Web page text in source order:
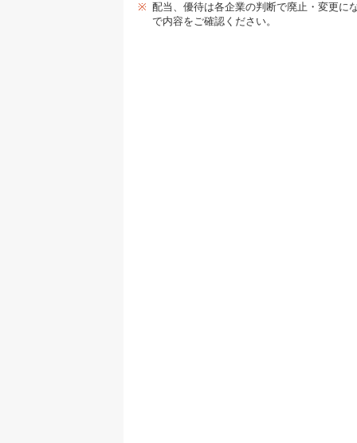
※ 配当、優待は各企業の判断で廃止・変更に
で内容をご確認ください。